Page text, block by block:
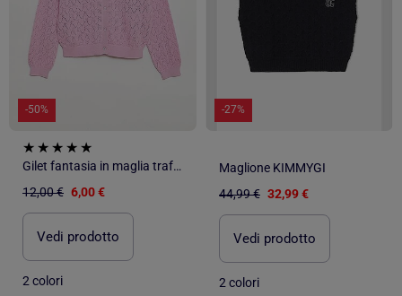
-50%
Gilet fantasia in maglia traforata
12,00 € 6,00 €
Vedi prodotto
2 colori
-27%
Maglione KIMMYGI
44,99 € 32,99 €
Vedi prodotto
2 colori